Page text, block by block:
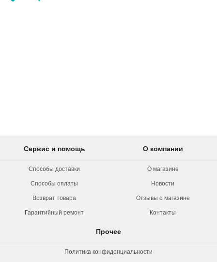
Сервис и помощь
Способы доставки
Способы оплаты
Возврат товара
Гарантийный ремонт
О компании
О магазине
Новости
Отзывы о магазине
Контакты
Прочее
Политика конфиденциальности